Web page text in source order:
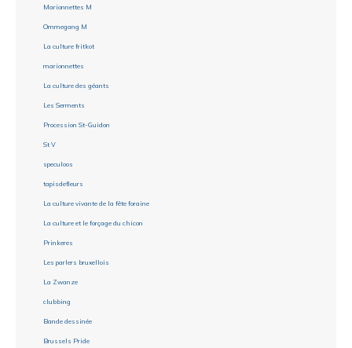
Marionnettes M
Ommegang M
La culture fritkot
marionnettes
La culture des géants
Les Serments
Procession St-Guidon
St V
speculoos
tapisdefleurs
La culture vivante de la fête foraine
La culture et le forçage du chicon
Prinkeres
Les parlers bruxellois
La Zwanze
clubbing
Bande dessinée
Brussels Pride